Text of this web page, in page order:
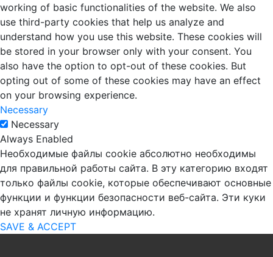
working of basic functionalities of the website. We also
use third-party cookies that help us analyze and
understand how you use this website. These cookies will
be stored in your browser only with your consent. You
also have the option to opt-out of these cookies. But
opting out of some of these cookies may have an effect
on your browsing experience.
Necessary
Necessary
Always Enabled
Необходимые файлы cookie абсолютно необходимы
для правильной работы сайта. В эту категорию входят
только файлы cookie, которые обеспечивают основные
функции и функции безопасности веб-сайта. Эти куки
не хранят личную информацию.
SAVE & ACCEPT